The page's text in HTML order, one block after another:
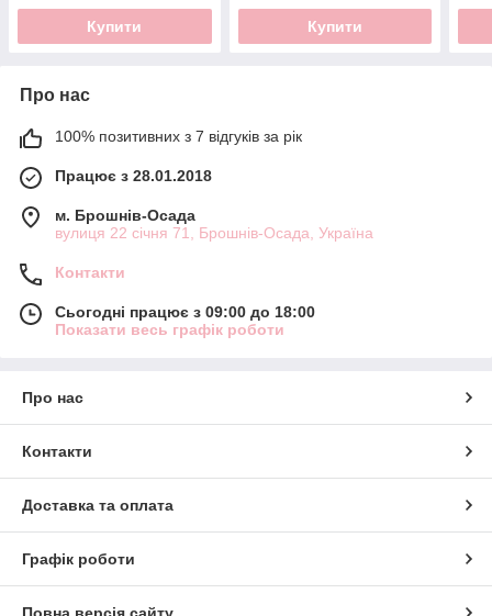
Купити Купити
Про нас
100% позитивних з 7 відгуків за рік
Працює з 28.01.2018
м. Брошнів-Осада
вулиця 22 січня 71, Брошнів-Осада, Україна
Контакти
Сьогодні працює з 09:00 до 18:00
Показати весь графік роботи
Про нас
Контакти
Доставка та оплата
Графік роботи
Повна версія сайту